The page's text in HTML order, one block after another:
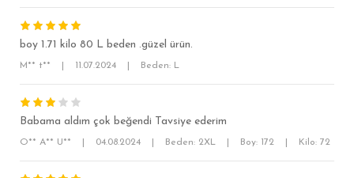
RELAX FİT
boy 1.71 kilo 80 L beden .güzel ürün.
M** t** 11.07.2024 Beden: L
Babama aldım çok beğendi Tavsiye ederim
O** A** U** 04.08.2024 Beden: 2XL Boy: 172 Kilo: 72